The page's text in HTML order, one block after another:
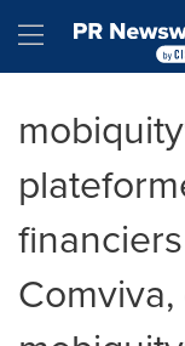
Hamburger